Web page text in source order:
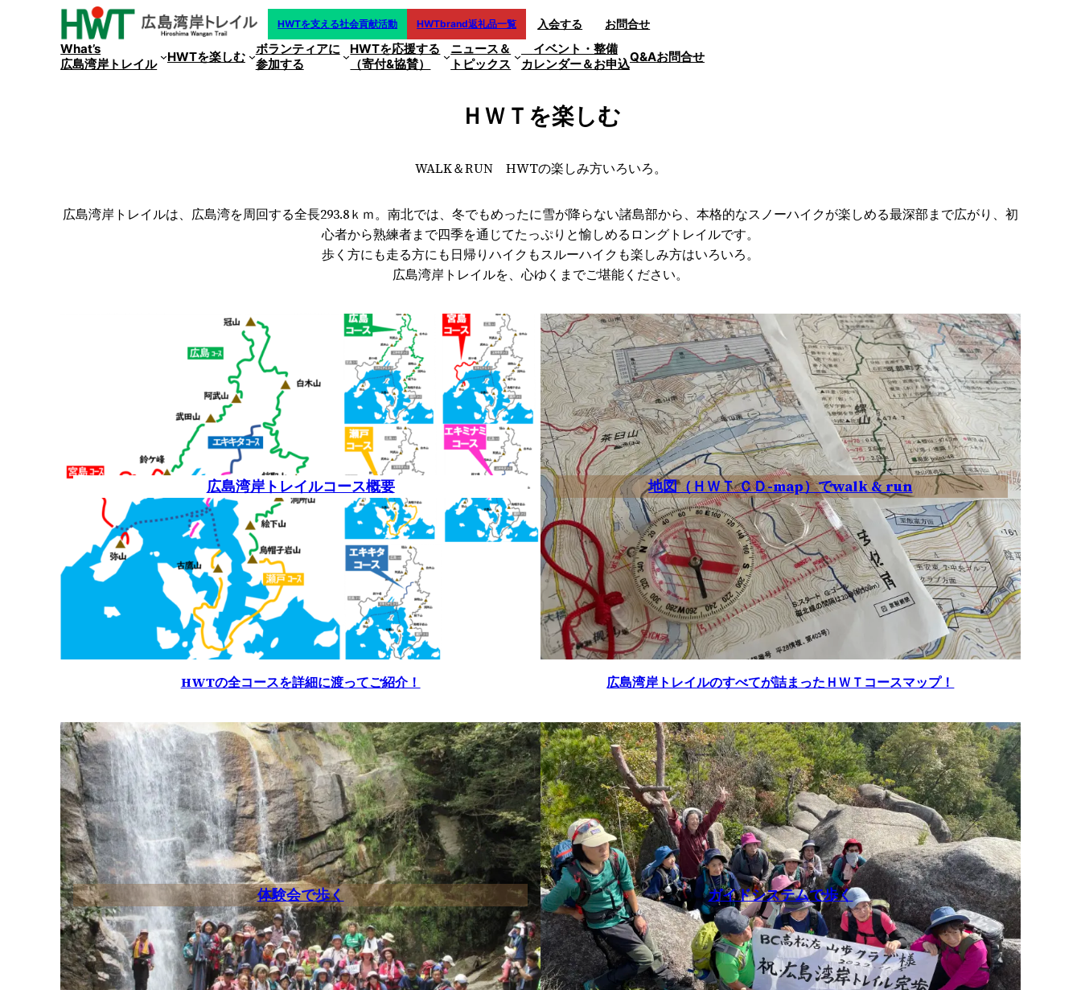
HWTを支える社会貢献活動 HWTbrand返礼品一覧 入会する お問合せ
What’s
広島湾岸トレイル
HWTを楽しむ
ボランティアに
参加する
HWTを応援する
（寄付&協賛）
ニュース＆
トピックス
イベント・整備
カレンダー＆お申込Q&Aお問合せ
ＨＷＴを楽しむ
WALK＆RUN HWTの楽しみ方いろいろ。
広島湾岸トレイルは、広島湾を周回する全長293.8ｋｍ。南北では、冬でもめったに雪が降らない諸島部から、本格的なスノーハイクが楽しめる最深部まで広がり、初
心者から熟練者まで四季を通じてたっぷりと愉しめるロングトレイルです。
歩く方にも走る方にも日帰りハイクもスルーハイクも楽しみ方はいろいろ。
広島湾岸トレイルを、心ゆくまでご堪能ください。
広島湾岸トレイルコース概要
HWTの全コースを詳細に渡ってご紹介！
地図（ＨＷＴ ＣＤ-map）でwalk & run
広島湾岸トレイルのすべてが詰まったＨＷＴコースマップ！
体験会で歩く ガイドシステムで歩く